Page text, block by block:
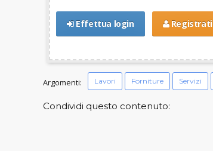
Effettua login Registrati
Argomenti: Lavori Forniture Servizi
Condividi questo contenuto: